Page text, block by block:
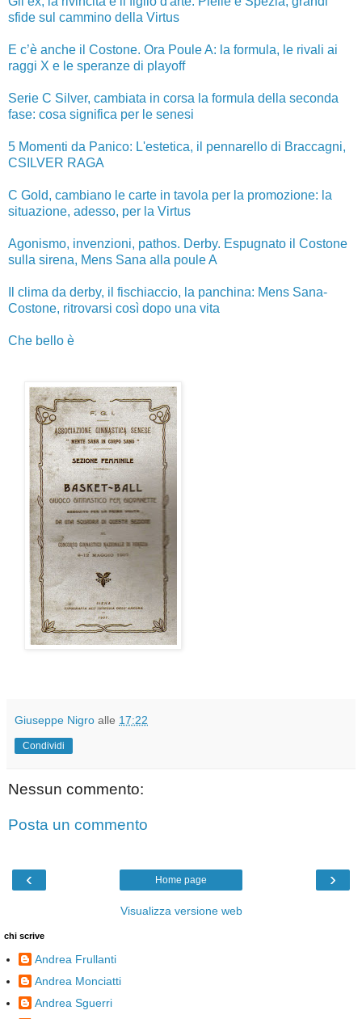
sfide sul cammino della Virtus
E c’è anche il Costone. Ora Poule A: la formula, le rivali ai
raggi X e le speranze di playoff
Serie C Silver, cambiata in corsa la formula della seconda
fase: cosa significa per le senesi
5 Momenti da Panico: L'estetica, il pennarello di Braccagni,
CSILVER RAGA
C Gold, cambiano le carte in tavola per la promozione: la
situazione, adesso, per la Virtus
Agonismo, invenzioni, pathos. Derby. Espugnato il Costone
sulla sirena, Mens Sana alla poule A
Il clima da derby, il fischiaccio, la panchina: Mens Sana-
Costone, ritrovarsi così dopo una vita
Che bello è
Giuseppe Nigro alle 17:22
Condividi
Nessun commento:
Posta un commento
‹ ›
Home page
Visualizza versione web
chi scrive
Andrea Frullanti
Andrea Monciatti
Andrea Sguerri